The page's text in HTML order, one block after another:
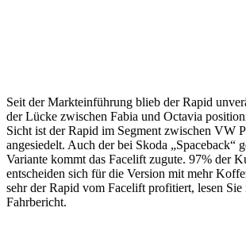
Seit der Markteinführung blieb der Rapid
der Lücke zwischen Fabia und Octavia
Sicht ist der Rapid im Segment zwischen VW
angesiedelt. Auch der bei Skoda „Spaceback“
Variante kommt das Facelift zugute. 97% der
entscheiden sich für die Version mit mehr
sehr der Rapid vom Facelift profitiert, lesen Sie
Fahrbericht.